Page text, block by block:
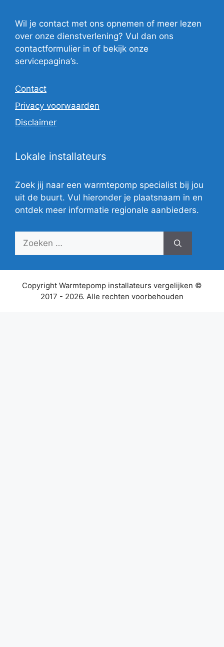
Wil je contact met ons opnemen of meer lezen
over onze dienstverlening? Vul dan ons
contactformulier in of bekijk onze
servicepagina’s.
Contact
Privacy voorwaarden
Disclaimer
Lokale installateurs
Zoek jij naar een warmtepomp specialist bij jou
uit de buurt. Vul hieronder je plaatsnaam in en
ontdek meer informatie regionale aanbieders.
Zoek
Copyright Warmtepomp installateurs vergelijken ©
2017 - 2026. Alle rechten voorbehouden